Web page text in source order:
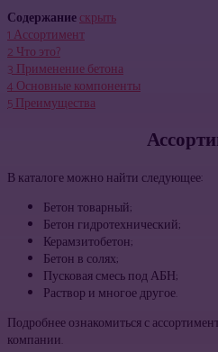
Содержаниескрыть
1Ассортимент
2Что это?
3Применение бетона
4Основные компоненты
5Преимущества
В каталоге можно найти следующее:
Бетон товарный;
Бетон гидротехнический;
Керамзитобетон;
Бетон в солях;
Пусковая смесь под АБН;
Раствор и многое другое.
Подробнее ознакомиться с
компании.